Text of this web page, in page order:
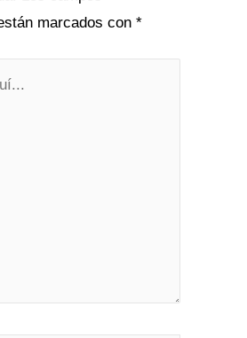
marcados con *